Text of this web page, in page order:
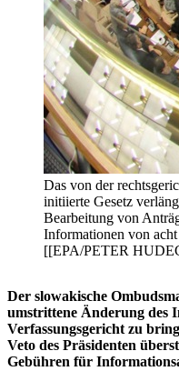
Das von der
initiierte Gesetz
Bearbeitung von
Informationen von
[[EPA/PETER
Der slowakische
umstrittene Änderung des
Verfassungsgericht zu
Veto des Präsidenten
Gebühren für